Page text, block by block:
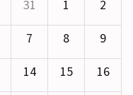
31 1 2
7 8 9
14 15 16